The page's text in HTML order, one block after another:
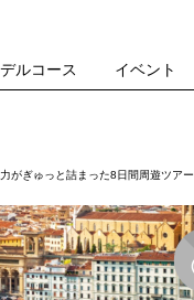
ルコース イベント
がぎゅっと詰まった8日間周遊ツアー